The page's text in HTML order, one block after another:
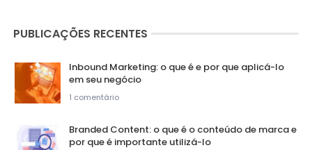
PUBLICAÇÕES RECENTES
Inbound Marketing: o que é e por que aplicá-lo
em seu negócio
1 comentário
Branded Content: o que é o conteúdo de marca e
por que é importante utilizá-lo